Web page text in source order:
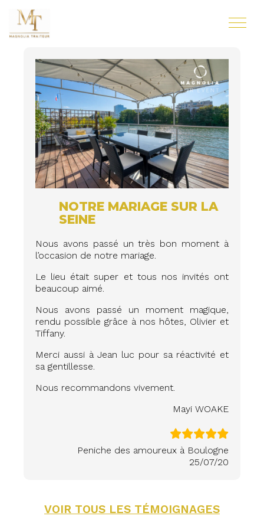
NOTRE MARIAGE SUR LA
SEINE
Nous avons passé un très bon moment à
l’occasion de notre mariage.
Le lieu était super et tous nos invités ont
beaucoup aimé.
Nous avons passé un moment magique,
rendu possible grâce à nos hôtes, Olivier et
Tiffany.
Merci aussi à Jean luc pour sa réactivité et
sa gentillesse.
Nous recommandons vivement.
Mayi WOAKE
Peniche des amoureux à Boulogne
25/07/20
VOIR TOUS LES TÉMOIGNAGES